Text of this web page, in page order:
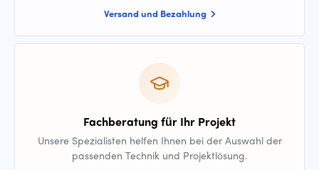
Versand und Bezahlung
Fachberatung für Ihr Projekt
Unsere Spezialisten helfen Ihnen bei der Auswahl der
passenden Technik und Projektlösung.